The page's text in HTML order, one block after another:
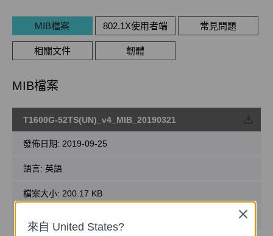
MIB檔案 802.1X使用者端 常見問題
相關文件 韌體
MIB檔案
T1600G-52TS(UN)_v4_MIB_20190321
發佈日期: 2019-09-25
語言: 英語
檔案大小: 200.17 KB
來自 United States?
Close